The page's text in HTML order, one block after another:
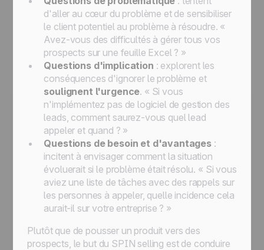
d'aller au cœur du problème et de sensibiliser
le client potentiel au problème à résoudre. «
Avez-vous des difficultés à gérer tous vos
prospects sur une feuille Excel ? »
Questions d'implication : explorent les
conséquences d'ignorer le problème et
soulignent l'urgence. « Si vous
n'implémentez pas de logiciel de gestion des
leads, comment saurez-vous quel lead
appeler et quand ? »
Questions de besoin et d'avantages:
incitent à envisager comment la situation
évoluerait si le problème était résolu. « Si vous
aviez une liste de tâches avec des rappels sur
les personnes à appeler, quelle incidence cela
aurait-il sur votre entreprise ? »
Plutôt que de pousser un produit vers des
prospects, le but du SPIN selling est de conduire